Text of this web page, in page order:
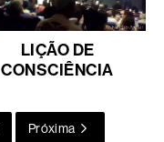
LIÇÃO DE
CONSCIÊNCIA
Próxima